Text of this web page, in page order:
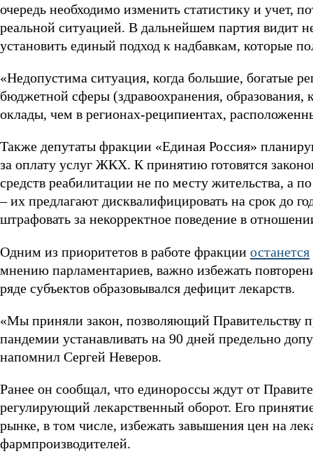
очередь необходимо изменить статистику и учет,
реальной ситуацией. В дальнейшем партия видит
установить единый подход к надбавкам, которые
«Недопустима ситуация, когда большие, богатые
бюджетной сферы (здравоохранения, образования,
оклады, чем в регионах-реципиентах,
Также депутаты фракции «Единая Россия»
за оплату услуг ЖКХ. К принятию готовятся
средств реабилитации не по месту жительства, а
– их предлагают дисквалифицировать на срок до
штрафовать за некорректное поведение в
Одним из приоритетов в работе фракции останется
мнению парламентариев, важно избежать
ряде субъектов образовывался дефицит лекарств.
«Мы приняли закон, позволяющий Правительству
пандемии устанавливать на 90 дней предельно
напомнил Сергей Неверов.
Ранее он сообщал, что единороссы ждут от
регулирующий лекарственный оборот. Его
рынке, в том числе, избежать завышения цен на
фармпроизводителей.